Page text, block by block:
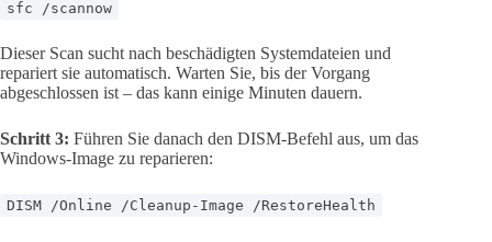
sfc /scannow
Dieser Scan sucht nach beschädigten Systemdateien und
repariert sie automatisch. Warten Sie, bis der Vorgang
abgeschlossen ist – das kann einige Minuten dauern.
Schritt 3: Führen Sie danach den DISM-Befehl aus, um das
Windows-Image zu reparieren:
DISM /Online /Cleanup-Image /RestoreHealth